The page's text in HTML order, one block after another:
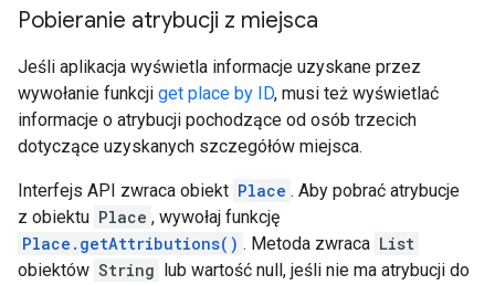
Pobieranie atrybucji z miejsca
Jeśli aplikacja wyświetla informacje uzyskane przez
wywołanie funkcji get place by ID, musi też wyświetlać
informacje o atrybucji pochodzące od osób trzecich
dotyczące uzyskanych szczegółów miejsca.
Interfejs API zwraca obiekt Place . Aby pobrać atrybucje
z obiektu Place , wywołaj funkcję
Place.getAttributions() . Metoda zwraca List
obiektów String
lub wartość null, jeśli nie ma atrybucji do